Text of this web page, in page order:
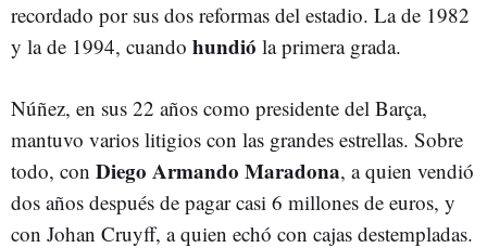
recordado por sus dos reformas del estadio. La de 1982
y la de 1994, cuando hundió la primera grada.
Núñez, en sus 22 años como presidente del Barça,
mantuvo varios litigios con las grandes estrellas. Sobre
todo, con Diego Armando Maradona, a quien vendió
dos años después de pagar casi 6 millones de euros, y
con Johan Cruyff, a quien echó con cajas destempladas.